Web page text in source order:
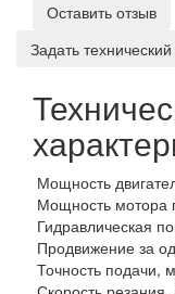
Оставить отзыв
Задать
Мощность
Мощность мотора
Гидравлическая
Продвижение за
Точность подачи,